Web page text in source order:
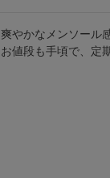
爽やかなメンソール
お値段も手頃で、定